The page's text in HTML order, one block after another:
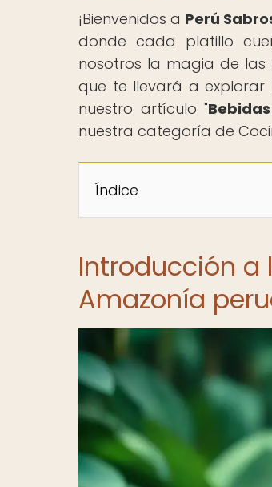
¡Bienvenidos a Perú
donde cada platillo
nosotros la magia de las
que te llevará a explorar
nuestro artículo "
nuestra categoría de
Índice
Introducción a
Amazonía